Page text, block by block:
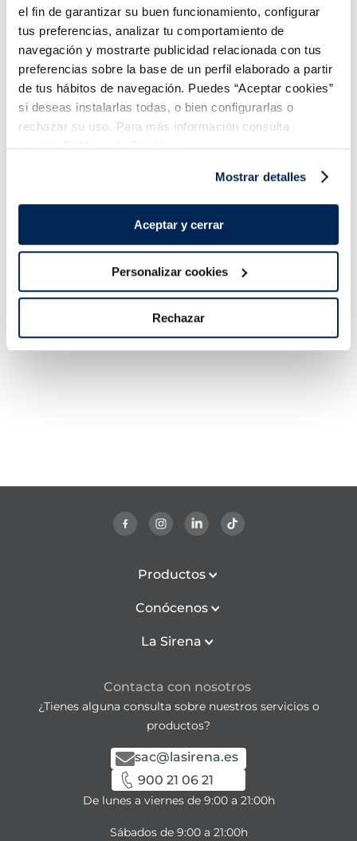
el fin de garantizar su buen funcionamiento, configurar
tus preferencias, analizar tu comportamiento de
navegación y mostrarte publicidad relacionada con tus
preferencias sobre la base de un perfil elaborado a partir
de tus hábitos de navegación. Puedes “Aceptar cookies”
si deseas instalarlas todas, o bien configurarlas o
rechazar su uso. Para más información consulta
nuestraPolítica de Cookies.
Mostrar detalles
Aceptar y cerrar
Personalizar cookies
Rechazar
Menú Dibo vacuno
4,39 €
Añadir
Menú Dibo cordero
4,49 €
Añadir
Productos
Conócenos
La Sirena
Contacta con nosotros
¿Tienes alguna consulta sobre nuestros servicios o
productos?
sac@lasirena.es
900 21 06 21
De lunes a viernes de 9:00 a 21:00h
Sábados de 9:00 a 21:00h